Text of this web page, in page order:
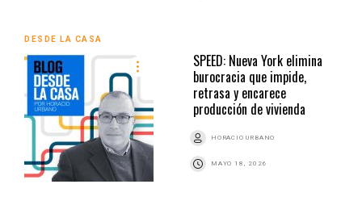
DESDE LA CASA
SPEED: Nueva York elimina
burocracia que impide,
retrasa y encarece
producción de vivienda
HORACIO URBANO
MAYO 18, 2026